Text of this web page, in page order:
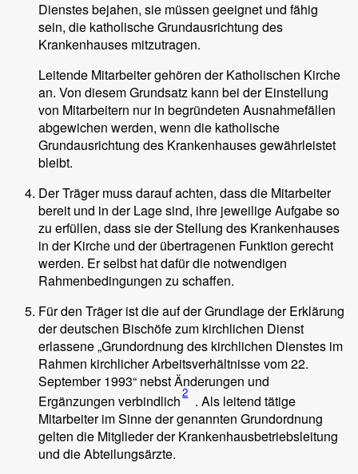
Dienstes bejahen, sie müssen geeignet und fähig
sein, die katholische Grundausrichtung des
Krankenhauses mitzutragen.
Leitende Mitarbeiter gehören der Katholischen Kirche
an. Von diesem Grundsatz kann bei der Einstellung
von Mitarbeitern nur in begründeten Ausnahmefällen
abgewichen werden, wenn die katholische
Grundausrichtung des Krankenhauses gewährleistet
bleibt.
Der Träger muss darauf achten, dass die Mitarbeiter
bereit und in der Lage sind, ihre jeweilige Aufgabe so
zu erfüllen, dass sie der Stellung des Krankenhauses
in der Kirche und der übertragenen Funktion gerecht
werden. Er selbst hat dafür die notwendigen
Rahmenbedingungen zu schaffen.
Für den Träger ist die auf der Grundlage der Erklärung
der deutschen Bischöfe zum kirchlichen Dienst
erlassene „Grundordnung des kirchlichen Dienstes im
Rahmen kirchlicher Arbeitsverhältnisse vom 22.
September 1993“ nebst Änderungen und
Ergänzungen verbindlich2 . Als leitend tätige
Mitarbeiter im Sinne der genannten Grundordnung
gelten die Mitglieder der Krankenhausbetriebsleitung
und die Abteilungsärzte.